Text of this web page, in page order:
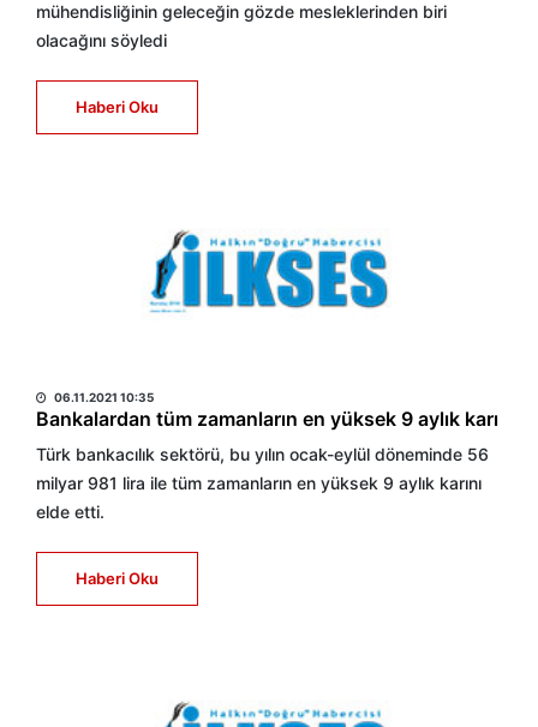
mühendisliğinin geleceğin gözde mesleklerinden biri
olacağını söyledi
Haberi Oku
06.11.2021 10:35
Bankalardan tüm zamanların en yüksek 9 aylık karı
Türk bankacılık sektörü, bu yılın ocak-eylül döneminde 56
milyar 981 lira ile tüm zamanların en yüksek 9 aylık karını
elde etti.
Haberi Oku